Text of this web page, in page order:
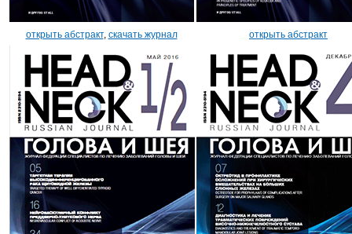
открыть абстракт, скачать журнал открыть абстракт